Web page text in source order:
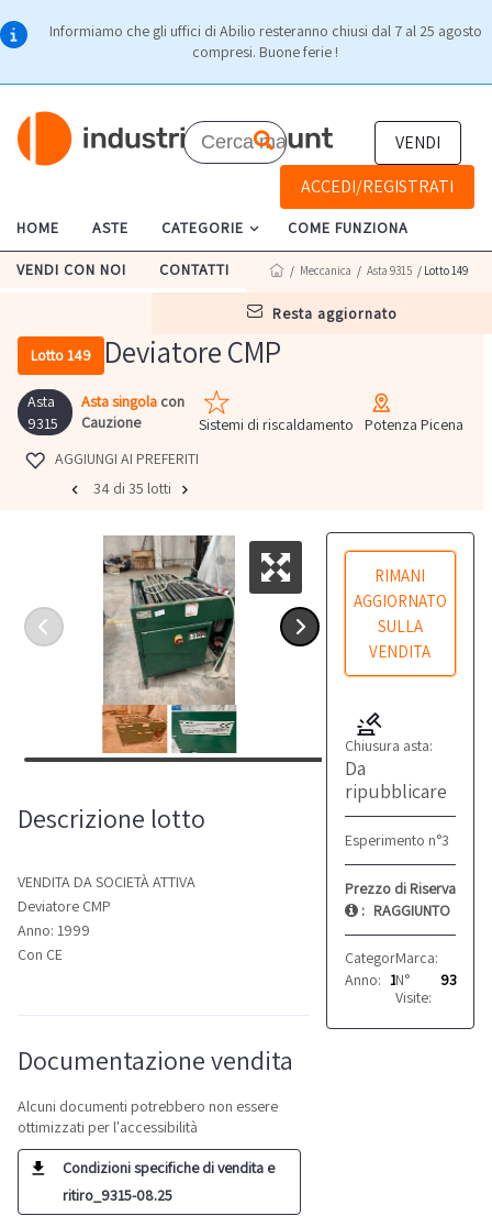
Informiamo che gli uffici di Abilio resteranno chiusi dal 7 al 25 agosto
compresi. Buone ferie !
VENDI
ACCEDI/REGISTRATI
HOME ASTE CATEGORIE COME FUNZIONA
VENDI CON NOI CONTATTI
resta aggiornato
/ Meccanica / Asta 9315 / Lotto 149
Lotto 149 Deviatore CMP
Asta
9315
Asta singola con
Cauzione
Sistemi di riscaldamento
Potenza Picena
AGGIUNGI AI PREFERITI
34 di 35 lotti
RIMANI
AGGIORNATO
SULLA
VENDITA
Chiusura asta:
Da
ripubblicare
Esperimento n°3
Prezzo di Riserva
: RAGGIUNTO
Categoria: Sistemi di
Marca:
Anno: 1999
N°
Visite:
93
Descrizione lotto
VENDITA DA SOCIETÀ ATTIVA
Deviatore CMP
Anno: 1999
Con CE
Documentazione vendita
Alcuni documenti potrebbero non essere
ottimizzati per l'accessibilità
Condizioni specifiche di vendita e
ritiro_9315-08.25